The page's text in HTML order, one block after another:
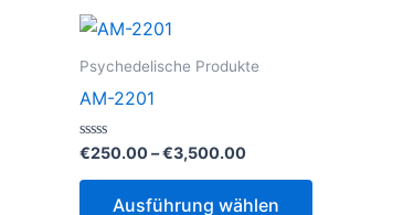
Psychedelische Produkte
AM-2201
Bewertet
0
€250.00–€3,500.00Preisspanne:
Ausführung wählen
Dieses